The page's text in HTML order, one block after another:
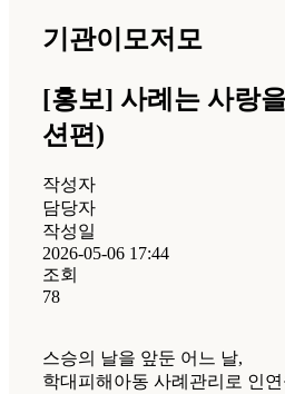
기관이모저모
[홍보] 사례는 사랑
션편)
작성자
담당자
작성일
2026-05-06 17:44
조회
78
스승의 날을 앞둔 어느 날,
학대피해아동 사례관리로 인